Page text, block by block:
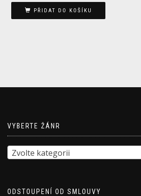
PŘIDAT DO KOŠÍKU
VYBERTE ŽÁNR
Zvolte kategorii
ODSTOUPENÍ OD SMLOUVY